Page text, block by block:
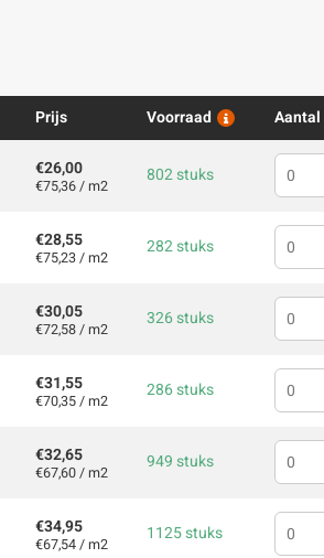
Prijs Voorraad Aantal
€26,00
€75,36 / m2 802 stuks
€28,55
€75,23 / m2 282 stuks
€30,05
€72,58 / m2 326 stuks
€31,55
€70,35 / m2 286 stuks
€32,65
€67,60 / m2 949 stuks
€34,95
€67,54 / m2 1125 stuks